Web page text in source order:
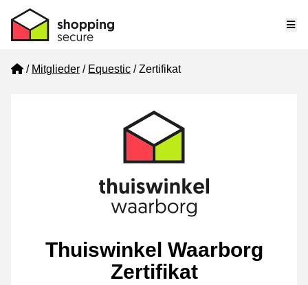
Home
Mitglieder Equestic Zertifikat
Thuiswinkel Waarborg
Zertifikat